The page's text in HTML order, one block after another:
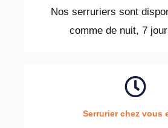
Nos serruriers sont
comme de nuit, 7
Serrurier chez vous